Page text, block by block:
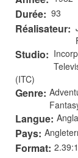
Durée 93
Réalisateur
Studio
(ITC)
Genre
Langue
Pays
Format 2.39:1